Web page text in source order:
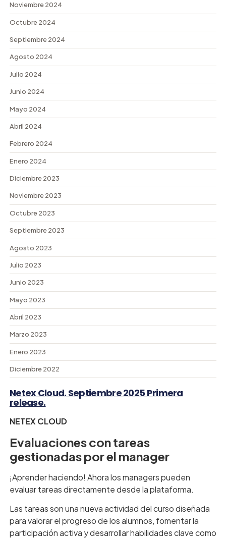
Netex Cloud. Septiembre 2025 Primera
release.
NETEX CLOUD
Evaluaciones con tareas
gestionadas por el manager
¡Aprender haciendo! Ahora los managers pueden
evaluar tareas directamente desde la plataforma.
Las tareas son una nueva actividad del curso diseñada
para valorar el progreso de los alumnos, fomentar la
participación activa y desarrollar habilidades clave como
Noviembre 2024
Octubre 2024
Septiembre 2024
Agosto 2024
Julio 2024
Junio 2024
Mayo 2024
Abril 2024
Febrero 2024
Enero 2024
Diciembre 2023
Noviembre 2023
Octubre 2023
Septiembre 2023
Agosto 2023
Julio 2023
Junio 2023
Mayo 2023
Abril 2023
Marzo 2023
Enero 2023
Diciembre 2022